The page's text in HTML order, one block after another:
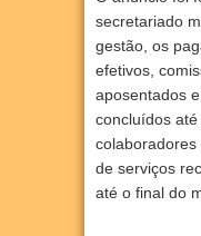
secretariado
gestão, os
efetivos,
aposentados
concluídos
de serviços
até o final do